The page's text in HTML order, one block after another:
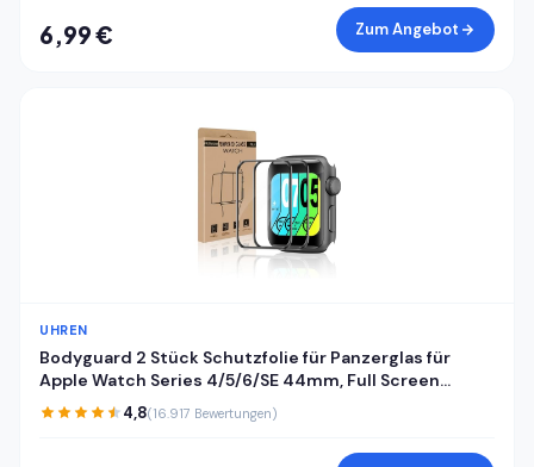
6,99 € Zum Angebot
UHREN
Bodyguard 2 Stück Schutzfolie für Panzerglas für
Apple Watch Series 4/5/6/SE 44mm, Full Screen
Kratzfest Bruchsicher Apple Watch 44mm
Displayschutzfolie, Vollflächiger Schutz iWatch
4,8(16.917 Bewertungen)